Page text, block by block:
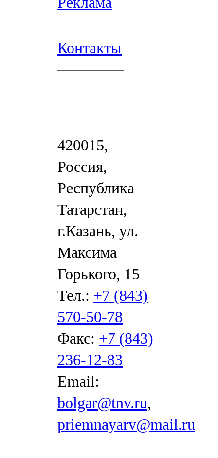
Контакты
420015,
Россия,
Республика
Татарстан,
г.Казань, ул.
Максима
Горького, 15
Тел.: +7 (843)
570-50-78
Факс: +7 (843)
236-12-83
Email:
bolgar@tnv.ru,
priemnayarv@mail.ru